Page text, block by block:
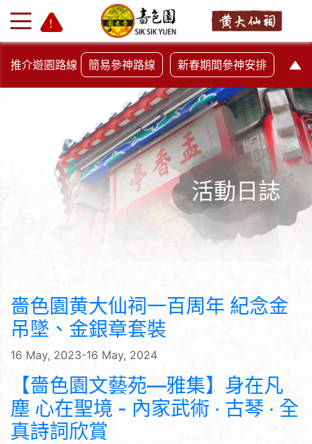
+
推介遊園路線 簡易參神路線 新春期間參神安排
活動日誌
嗇色園黄大仙祠一百周年 紀念金
吊墜、金銀章套裝
16 May, 2023-16 May, 2024
【嗇色園文藝苑—雅集】身在凡
塵 心在聖境 - 內家武術 ‧ 古琴 ‧ 全
真詩詞欣賞